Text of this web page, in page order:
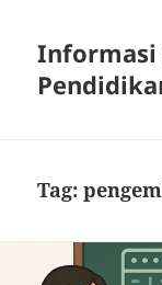
Informasi
Tag: